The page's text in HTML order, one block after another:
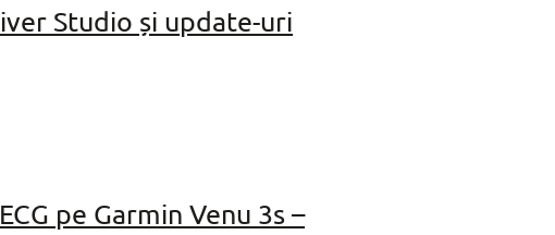
Studio și update-uri
pe Garmin Venu 3s –